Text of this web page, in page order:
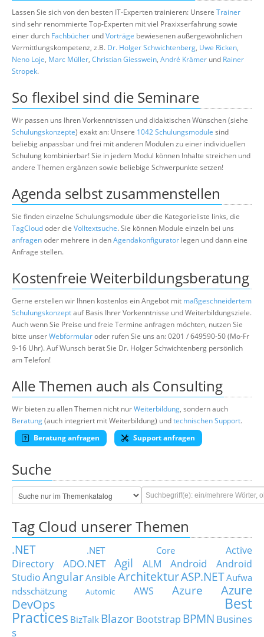
Lassen Sie sich von den besten IT-Experten trainieren: Unsere Trainer
sind sehr renommierte Top-Experten mit viel Praxixserfahrung sowie
einer durch Fachbücher undVorträge bewiesenen außergewöhnlichen
Vermittlungskompetenz, z.B. Dr. Holger Schwichtenberg, Uwe Ricken,
Neno Loje, Marc Müller, Christian Giesswein, André Krämer und Rainer
Stropek.
So flexibel sind die Seminare
Wir passen uns Ihren Vorkenntnissen und didaktischen Wünschen (siehe
Schulungskonzepte) exakt an: Unsere 1042 Schulungsmodule sind
beliebig anpassbar und frei mit anderen Modulen zu einer individuellen
Schulung kombinierbar! Sie in jedem Modul können Inhalte streichen und
andere Themen ergänzen sowie beliebige Schwerpunkte setzen!
Agenda selbst zusammenstellen
Sie finden einzelne Schulungsmodule über die Kategorieliste links, die
TagCloudoder die Volltextsuche. Sie können Module einzeln bei uns
anfragenoder mehrere in denAgendakonfigurator legen und dann eine
Anfrage stellen.
Kostenfreie Weiterbildungsberatung
Gerne erstellen wir Ihnen kostenlos ein Angebot mit maßgeschneidertem
Schulungskonzeptauf Basis Ihrer Vorkenntnisse und Weiterbildungsziele.
Auch wenn Sie Preise und freie Termine anfragen möchten, nutzen Sie
bitte unserWebformularoder rufen Sie uns an: 0201 / 649590-50 (Mo-Fr
9-16 Uhr). Auf Wunsch berät Sie Dr. Holger Schwichtenberg persönlich
am Telefon!
Alle Themen auch als Consulting
Wir bieten zu allen Themen nicht nurWeiterbildung, sondern auch
Beratung(auch integriert mit Weiterbildung) undtechnischen Support.
Beratung anfragen
Support anfragen
Suche
Tag Cloud unserer Themen
.NET .NET Core
Active
Directory
ADO.NET Agil ALM Android
Android
StudioAngularAnsible ArchitekturASP.NETAufwa
ndsschätzung
Automic AWS Azure
Azure
DevOps
Best
Practices BizTalk Blazor Bootstrap BPMN Busines
s